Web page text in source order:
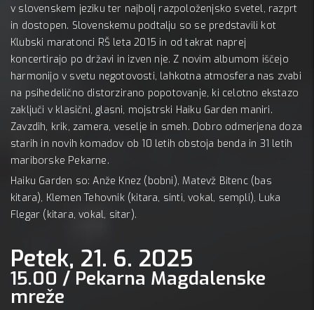
v slovenskem jeziku ter najbolj razpoloženjsko svetel, razprt
in dostopen. Slovenskemu podtalju so se predstavili kot
Klubski maratonci RŠ leta 2015 in od takrat naprej
koncertirajo po državi in izven nje. Z novim albumom iščejo
harmonijo v svetu negotovosti, lahkotna atmosfera nas zvabi
na psihedelično distorzirano popotovanje, ki celotno ekstazo
zaključi v klasični, glasni, mojstrski Haiku Garden maniri.
Zavzdih, krik, zamera, veselje in smeh. Dobro odmerjena doza
starih in novih komadov ob 10 letih obstoja benda in 31 letih
mariborske Pekarne.
Haiku Garden so: Anže Knez (bobni), Matevž Bitenc (bas
kitara), Klemen Tehovnik (kitara, sinti, vokal, sempli), Luka
Flegar (kitara, vokal, sitar).
Petek, 21. 6. 2025
15.00 / Pekarna Magdalenske
mreže